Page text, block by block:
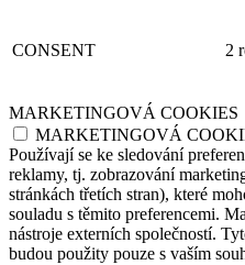
CONSENT 2
MARKETINGOVÁ COOKIES
MARKETINGOVÁ
Používají se ke sledování
reklamy, tj. zobrazování
stránkách třetích stran), které
souladu s těmito preferencemi.
nástroje externích společností.
budou použity pouze s vaším